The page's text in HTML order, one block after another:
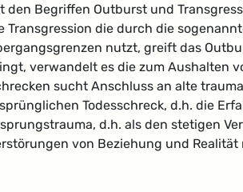
den Begriffen Outburst und
Transgression die durch die
nutzt, greift das
verwandelt es die zum Aushalten
sucht Anschluss an alte
Todesschreck, d.h. die
d.h. als den stetigen
von Beziehung und